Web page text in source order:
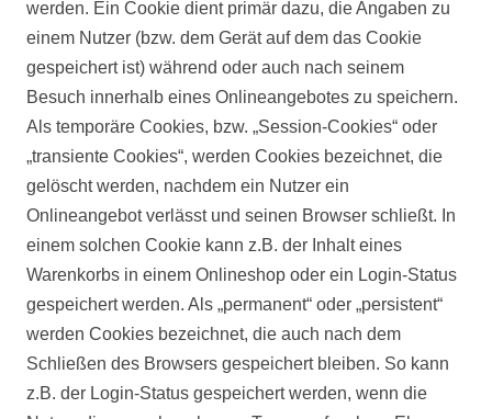
werden. Ein Cookie dient primär dazu, die Angaben zu
einem Nutzer (bzw. dem Gerät auf dem das Cookie
gespeichert ist) während oder auch nach seinem
Besuch innerhalb eines Onlineangebotes zu speichern.
Als temporäre Cookies, bzw. „Session-Cookies“ oder
„transiente Cookies“, werden Cookies bezeichnet, die
gelöscht werden, nachdem ein Nutzer ein
Onlineangebot verlässt und seinen Browser schließt. In
einem solchen Cookie kann z.B. der Inhalt eines
Warenkorbs in einem Onlineshop oder ein Login-Status
gespeichert werden. Als „permanent“ oder „persistent“
werden Cookies bezeichnet, die auch nach dem
Schließen des Browsers gespeichert bleiben. So kann
z.B. der Login-Status gespeichert werden, wenn die